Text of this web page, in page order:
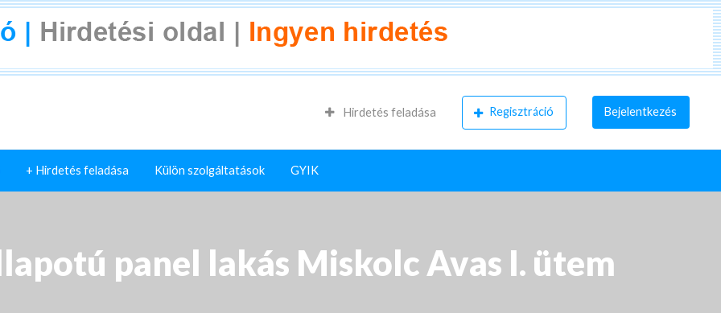
Hirdetés feladása Regisztráció Bejelentkezés
+ Hirdetés feladása Külön szolgáltatások GYIK
panel lakás Miskolc Avas I. ütem